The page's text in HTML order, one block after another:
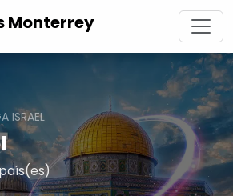
ISRAEL
país(es)